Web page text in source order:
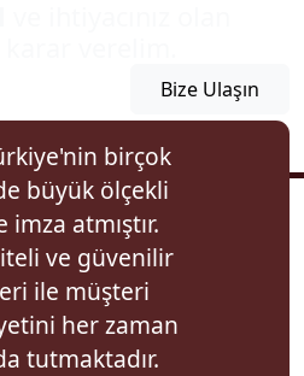
Bize Ulaşın
birçok
büyük ölçekli
atmıştır.
ve güvenilir
ile müşteri
her zaman
tutmaktadır.